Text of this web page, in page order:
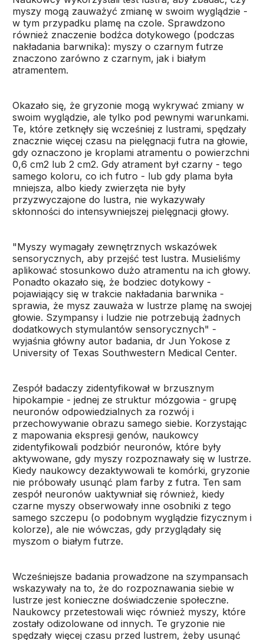
myszy mogą zauważyć zmianę w swoim wyglądzie -
w tym przypadku plamę na czole. Sprawdzono
również znaczenie bodźca dotykowego (podczas
nakładania barwnika): myszy o czarnym futrze
znaczono zarówno z czarnym, jak i białym
atramentem.
Okazało się, że gryzonie mogą wykrywać zmiany w
swoim wyglądzie, ale tylko pod pewnymi warunkami.
Te, które zetknęły się wcześniej z lustrami, spędzały
znacznie więcej czasu na pielęgnacji futra na głowie,
gdy oznaczono je kroplami atramentu o powierzchni
0,6 cm2 lub 2 cm2. Gdy atrament był czarny - tego
samego koloru, co ich futro - lub gdy plama była
mniejsza, albo kiedy zwierzęta nie były
przyzwyczajone do lustra, nie wykazywały
skłonności do intensywniejszej pielęgnacji głowy.
"Myszy wymagały zewnętrznych wskazówek
sensorycznych, aby przejść test lustra. Musieliśmy
aplikować stosunkowo dużo atramentu na ich głowy.
Ponadto okazało się, że bodziec dotykowy -
pojawiający się w trakcie nakładania barwnika -
sprawia, że mysz zauważa w lustrze plamę na swojej
głowie. Szympansy i ludzie nie potrzebują żadnych
dodatkowych stymulantów sensorycznych" -
wyjaśnia główny autor badania, dr Jun Yokose z
University of Texas Southwestern Medical Center.
Zespół badaczy zidentyfikował w brzusznym
hipokampie - jednej ze struktur mózgowia - grupę
neuronów odpowiedzialnych za rozwój i
przechowywanie obrazu samego siebie. Korzystając
z mapowania ekspresji genów, naukowcy
zidentyfikowali podzbiór neuronów, które były
aktywowane, gdy myszy rozpoznawały się w lustrze.
Kiedy naukowcy dezaktywowali te komórki, gryzonie
nie próbowały usunąć plam farby z futra. Ten sam
zespół neuronów uaktywniał się również, kiedy
czarne myszy obserwowały inne osobniki z tego
samego szczepu (o podobnym wyglądzie fizycznym i
kolorze), ale nie wówczas, gdy przyglądały się
myszom o białym futrze.
Wcześniejsze badania prowadzone na szympansach
wskazywały na to, że do rozpoznawania siebie w
lustrze jest konieczne doświadczenie społeczne.
Naukowcy przetestowali więc również myszy, które
zostały odizolowane od innych. Te gryzonie nie
spędzały więcej czasu przed lustrem, żeby usunąć